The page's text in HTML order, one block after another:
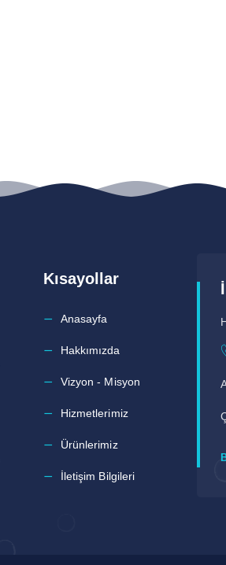
Kısayollar
Anasayfa
Hakkımızda
Vizyon - Misyon
Hizmetlerimiz
Ürünlerimiz
İletişim Bilgileri